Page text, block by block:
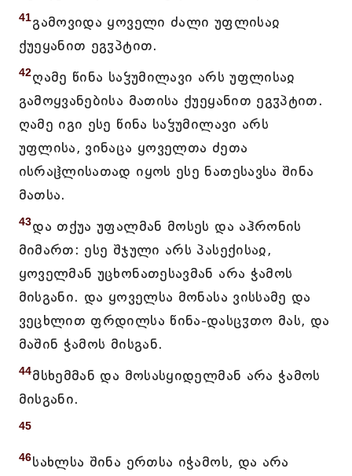
41გამოვიდა ყოველი ძალი უფლისაჲ
ქუეყანით ეგჳპტით.
42ღამე წინა საჴუმილავი არს უფლისაჲ
გამოყვანებისა მათისა ქუეყანით ეგჳპტით.
ღამე იგი ესე წინა საჴუმილავი არს
უფლისა, ვინაცა ყოველთა ძეთა
ისრაჱლისათად იყოს ესე ნათესავსა შინა
მათსა.
43და თქუა უფალმან მოსეს და აჰრონის
მიმართ: ესე შჯული არს პასექისაჲ,
ყოველმან უცხონათესავმან არა ჭამოს
მისგანი. და ყოველსა მონასა ვისსამე და
ვეცხლით ფრდილსა წინა-დასცჳთო მას, და
მაშინ ჭამოს მისგან.
44მსხემმან და მოსასყიდელმან არა ჭამოს
მისგანი.
45
46სახლსა შინა ერთსა იჭამოს, და არა